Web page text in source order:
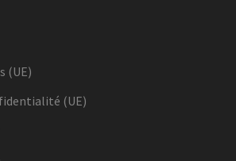
(UE)
(UE)